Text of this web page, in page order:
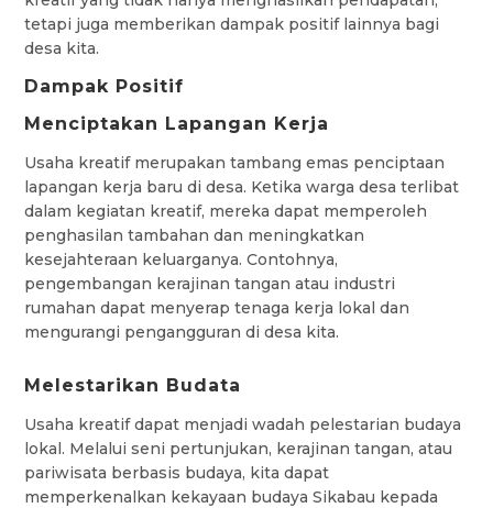
tetapi juga memberikan dampak positif lainnya bagi
desa kita.
Dampak Positif
Menciptakan Lapangan Kerja
Usaha kreatif merupakan tambang emas penciptaan
lapangan kerja baru di desa. Ketika warga desa terlibat
dalam kegiatan kreatif, mereka dapat memperoleh
penghasilan tambahan dan meningkatkan
kesejahteraan keluarganya. Contohnya,
pengembangan kerajinan tangan atau industri
rumahan dapat menyerap tenaga kerja lokal dan
mengurangi pengangguran di desa kita.
Melestarikan Budata
Usaha kreatif dapat menjadi wadah pelestarian budaya
lokal. Melalui seni pertunjukan, kerajinan tangan, atau
pariwisata berbasis budaya, kita dapat
memperkenalkan kekayaan budaya Sikabau kepada